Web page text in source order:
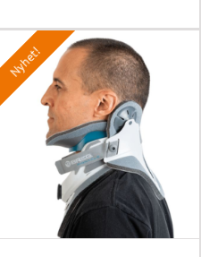
Nyhet!